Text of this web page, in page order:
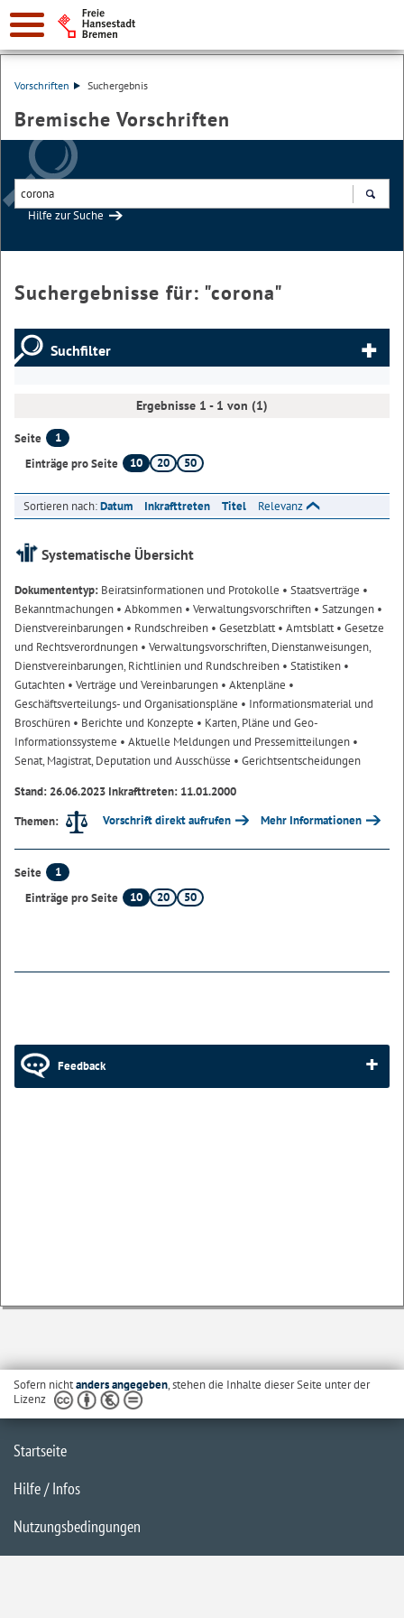
Vorschriften Suchergebnis
Bremische Vorschriften
Hilfe zur Suche
Suchergebnisse für: "corona"
Suchfilter
Ergebnisse 1 - 1 von (1)
Seite
1
Einträge pro Seite
10 20 50
Sortieren nach:Datum Inkrafttreten Titel Relevanz
Systematische Übersicht
Dokumententyp: Beiratsinformationen und Protokolle • Staatsverträge •
Bekanntmachungen • Abkommen • Verwaltungsvorschriften • Satzungen •
Dienstvereinbarungen • Rundschreiben • Gesetzblatt• Amtsblatt• Gesetze
und Rechtsverordnungen • Verwaltungsvorschriften, Dienstanweisungen,
Dienstvereinbarungen, Richtlinien und Rundschreiben • Statistiken •
Gutachten • Verträge und Vereinbarungen • Aktenpläne •
Geschäftsverteilungs- und Organisationspläne • Informationsmaterial und
Broschüren • Berichte und Konzepte • Karten, Pläne und Geo-
Informationssysteme • Aktuelle Meldungen und Pressemitteilungen •
Senat, Magistrat, Deputation und Ausschüsse • Gerichtsentscheidungen
Stand: 26.06.2023 Inkrafttreten: 11.01.2000
Themen:
Vorschrift direkt aufrufen Mehr Informationen
Seite
1
Einträge pro Seite
10 20 50
Feedback
Sofern nichtanders angegeben, stehen die Inhalte dieser Seite unter der
Lizenz
Startseite
Hilfe / Infos
Nutzungsbedingungen